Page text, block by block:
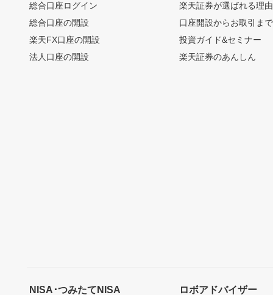
総合口座ログイン
総合口座の開設
楽天FX口座の開設
法人口座の開設
楽天証券が選ばれる理由
口座開設からお取引ま
投資ガイド&セミナー
楽天証券のあんしん
NISA･つみたてNISA ロボアドバイザー